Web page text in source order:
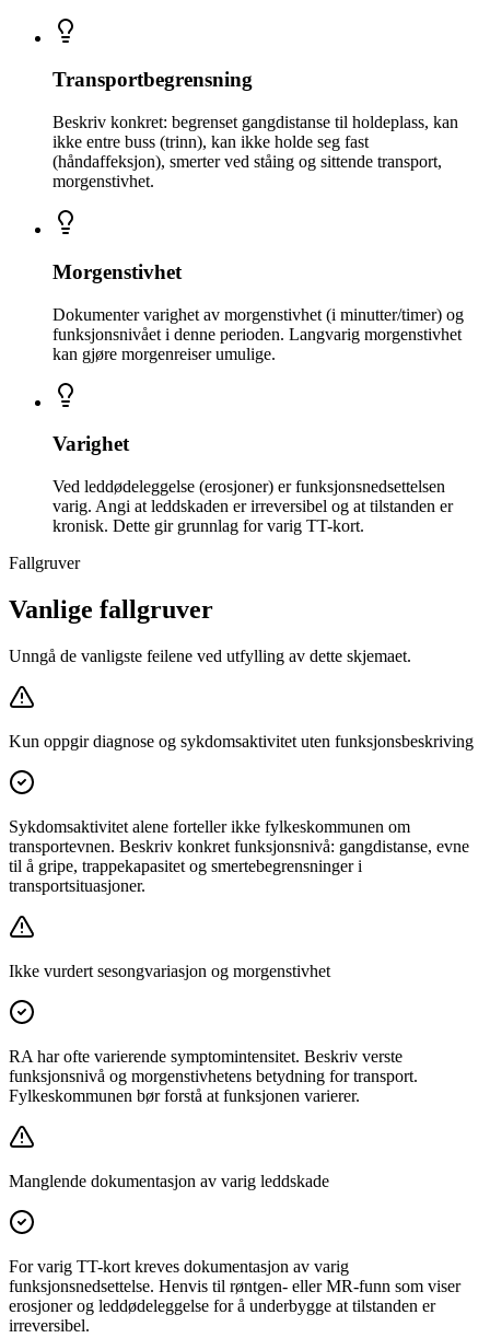
Transportbegrensning
Beskriv konkret: begrenset gangdistanse til holdeplass, kan
ikke entre buss (trinn), kan ikke holde seg fast
(håndaffeksjon), smerter ved ståing og sittende transport,
morgenstivhet.
Morgenstivhet
Dokumenter varighet av morgenstivhet (i minutter/timer) og
funksjonsnivået i denne perioden. Langvarig morgenstivhet
kan gjøre morgenreiser umulige.
Varighet
Ved leddødeleggelse (erosjoner) er funksjonsnedsettelsen
varig. Angi at leddskaden er irreversibel og at tilstanden er
kronisk. Dette gir grunnlag for varig TT-kort.
Fallgruver
Vanlige fallgruver
Unngå de vanligste feilene ved utfylling av dette skjemaet.
Kun oppgir diagnose og sykdomsaktivitet uten funksjonsbeskriving
Sykdomsaktivitet alene forteller ikke fylkeskommunen om
transportevnen. Beskriv konkret funksjonsnivå: gangdistanse, evne
til å gripe, trappekapasitet og smertebegrensninger i
transportsituasjoner.
Ikke vurdert sesongvariasjon og morgenstivhet
RA har ofte varierende symptomintensitet. Beskriv verste
funksjonsnivå og morgenstivhetens betydning for transport.
Fylkeskommunen bør forstå at funksjonen varierer.
Manglende dokumentasjon av varig leddskade
For varig TT-kort kreves dokumentasjon av varig
funksjonsnedsettelse. Henvis til røntgen- eller MR-funn som viser
erosjoner og leddødeleggelse for å underbygge at tilstanden er
irreversibel.